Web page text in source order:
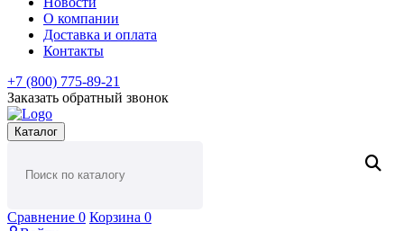
О компании
Доставка и оплата
Контакты
+7 (800) 775-89-21
Заказать обратный звонок
Каталог
Сравнение 0 Корзина 0